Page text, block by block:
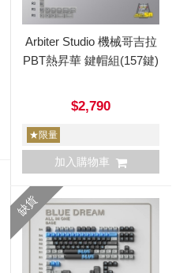
Arbiter Studio 機械哥吉拉
PBT熱昇華 鍵帽組(157鍵)
$2,790
★限量
加入購物車
缺貨